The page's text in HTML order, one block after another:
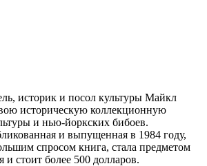
историк и посол культуры Майкл
историческую коллекционную
и нью-йоркских бибоев.
и выпущенная в 1984 году,
спросом книга, стала предметом
и стоит более 500 долларов.